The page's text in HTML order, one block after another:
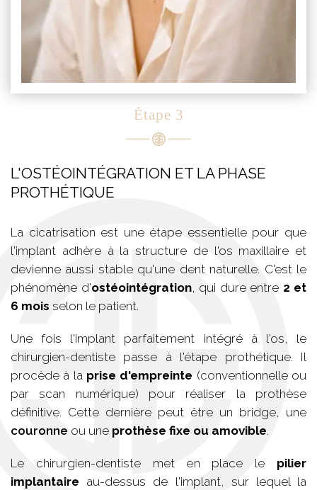
Étape 3
L'OSTÉOINTÉGRATION ET LA PHASE
PROTHÉTIQUE
La cicatrisation est une étape essentielle pour que
l'implant adhère à la structure de l'os maxillaire et
devienne aussi stable qu'une dent naturelle. C'est le
phénomène d'ostéointégration, qui dure entre 2 et
6 mois selon le patient.
Une fois l'implant parfaitement intégré à l'os, le
chirurgien-dentiste passe à l'étape prothétique. Il
procède à la prise d'empreinte (conventionnelle ou
par scan numérique) pour réaliser la prothèse
définitive. Cette dernière peut être un bridge, une
couronne ou une prothèse fixe ou amovible.
Le chirurgien-dentiste met en place le pilier
implantaire au-dessus de l'implant, sur lequel la